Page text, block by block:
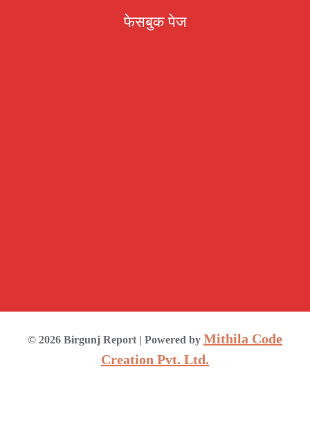
फेसबुक पेज
© 2026 Birgunj Report | Powered by Mithila Code
Creation Pvt. Ltd.